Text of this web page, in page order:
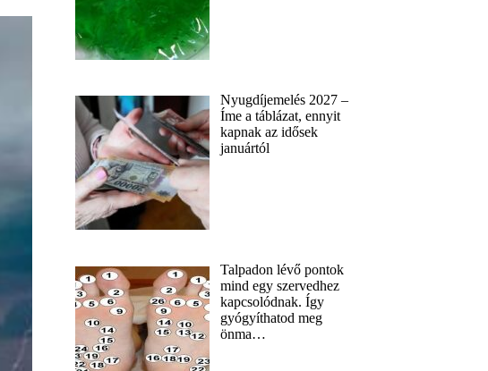
Nyugdíjemelés 2027 –
Íme a táblázat, ennyit
kapnak az idősek
januártól
Talpadon lévő pontok
mind egy szervedhez
kapcsolódnak. Így
gyógyíthatod meg
önma…